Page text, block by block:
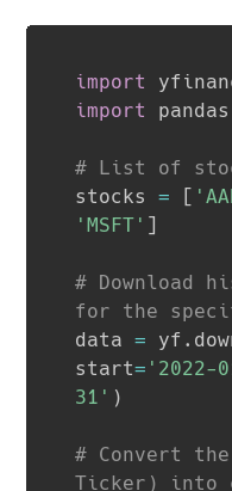
import
import
pandas
# List of
stocks = [
'MSFT' ]
# Download
for the
data = yf .
start= '2022-
31' )
# Convert
Ticker) into